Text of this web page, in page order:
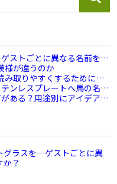
ストごとに異なる名前を刻
様が違うのか
み取りやすくするために試
ンレスプレートへ馬の名前
ある？用途別にアイデアを
グラスを―ゲストごとに異
？